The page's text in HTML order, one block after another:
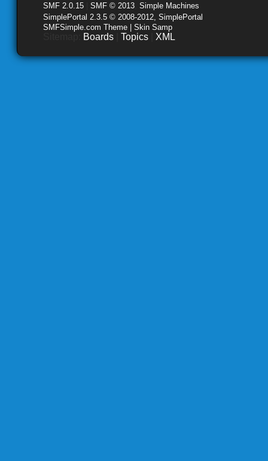
SMF 2.0.15 SMF © 2013 Simple Machines
SimplePortal 2.3.5 © 2008-2012, SimplePortal
SMFSimple.com Theme | Skin Samp
Boards Topics XML